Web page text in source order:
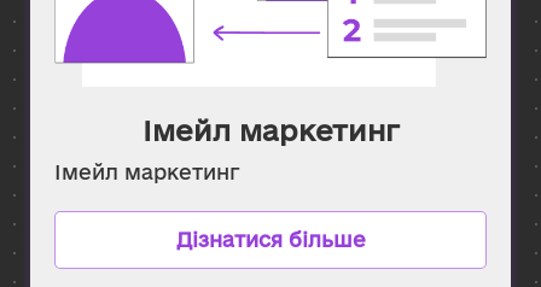
Імейл маркетинг
Імейл маркетинг
Дізнатися більше